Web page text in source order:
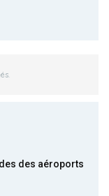
des aéroports